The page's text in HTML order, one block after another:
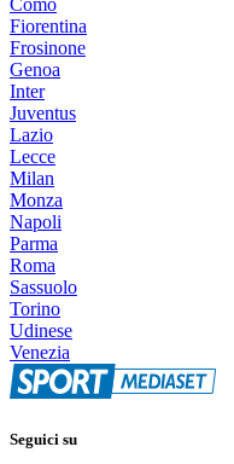
Como
Fiorentina
Frosinone
Genoa
Inter
Juventus
Lazio
Lecce
Milan
Monza
Napoli
Parma
Roma
Sassuolo
Torino
Udinese
Venezia
Seguici su